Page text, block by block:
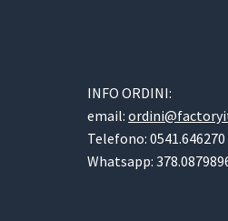
INFO ORDINI:
email:
Telefono: 0541.646270
Whatsapp: